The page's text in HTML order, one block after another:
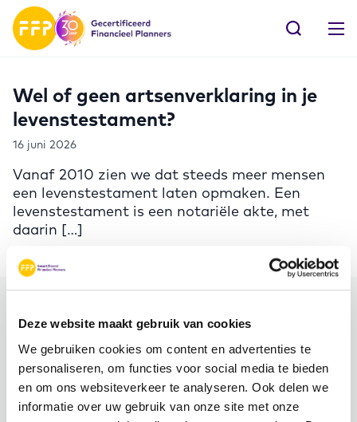
Deze website maakt gebruik van cookies
We gebruiken cookies om content en advertenties te
personaliseren, om functies voor social media te bieden
en om ons websiteverkeer te analyseren. Ook delen we
informatie over uw gebruik van onze site met onze
Wel of geen artsenverklaring in je
levenstestament?
16 juni 2026
Vanaf 2010 zien we dat steeds meer mensen
een levenstestament laten opmaken. Een
levenstestament is een notariële akte, met
daarin […]
Meer FFP
Word ambassadeur!
Evenementen
Schrijf je in voor de nieuwsbrief: Jouw Plan –